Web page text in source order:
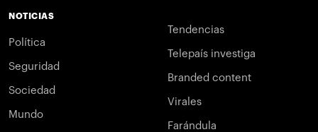
NOTICIAS
Política
Seguridad
Sociedad
Mundo
Tendencias
Telepaís investiga
Branded content
Virales
Farándula